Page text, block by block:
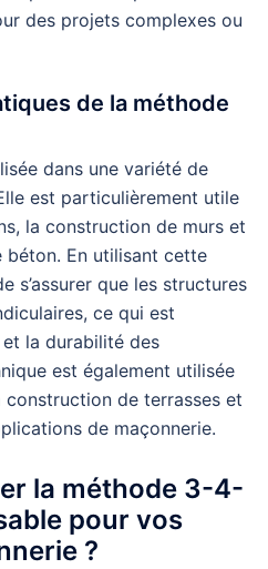
des projets complexes ou
de la méthode
dans une variété de
est particulièrement utile
la construction de murs et
béton. En utilisant cette
s’assurer que les structures
ce qui est
la durabilité des
est également utilisée
de terrasses et
de maçonnerie.
la méthode 3-4-
pour vos
?